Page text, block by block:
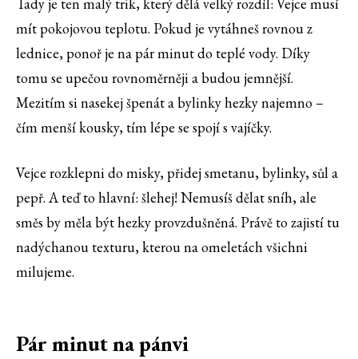
Tady je ten malý trik, který dělá velký rozdíl: Vejce musí
mít pokojovou teplotu. Pokud je vytáhneš rovnou z
lednice, ponoř je na pár minut do teplé vody. Díky
tomu se upečou rovnoměrněji a budou jemnější.
Mezitím si nasekej špenát a bylinky hezky najemno –
čím menší kousky, tím lépe se spojí s vajíčky.
Vejce rozklepni do misky, přidej smetanu, bylinky, sůl a
pepř. A teď to hlavní: šlehej! Nemusíš dělat sníh, ale
směs by měla být hezky provzdušněná. Právě to zajistí tu
nadýchanou texturu, kterou na omeletách všichni
milujeme.
Pár minut na pánvi